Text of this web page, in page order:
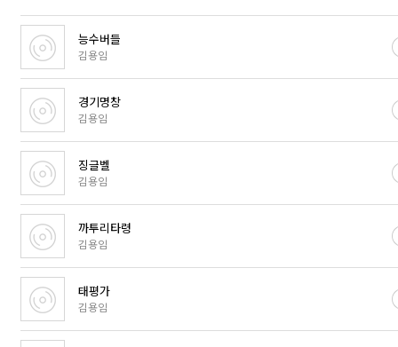
능수버들
김용임
경기명창
김용임
징글벨
김용임
까투리타령
김용임
태평가
김용임